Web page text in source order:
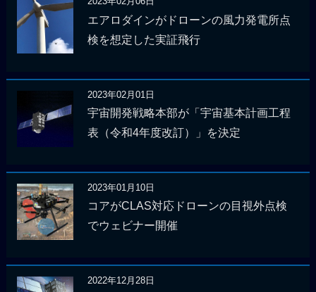
エアロダインがドローンの風力発電所点
検を想定した実証飛行
2023年02月01日
宇宙開発戦略本部が「宇宙基本計画工程
表（令和4年度改訂）」を決定
2023年01月10日
コアがCLAS対応ドローンの目視外点検
でウェビナー開催
2022年12月28日